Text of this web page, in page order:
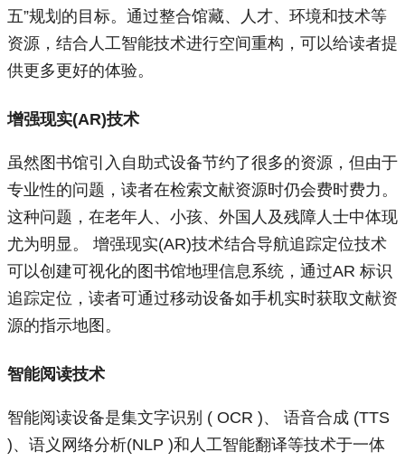
五”规划的目标。通过整合馆藏、人才、环境和技术等
资源，结合人工智能技术进行空间重构，可以给读者提
供更多更好的体验。
增强现实(AR)技术
虽然图书馆引入自助式设备节约了很多的资源，但由于
专业性的问题，读者在检索文献资源时仍会费时费力。
这种问题，在老年人、小孩、外国人及残障人士中体现
尤为明显。 增强现实(AR)技术结合导航追踪定位技术
可以创建可视化的图书馆地理信息系统，通过AR 标识
追踪定位，读者可通过移动设备如手机实时获取文献资
源的指示地图。
智能阅读技术
智能阅读设备是集文字识别 ( OCR )、 语音合成 (TTS
)、语义网络分析(NLP )和人工智能翻译等技术于一体